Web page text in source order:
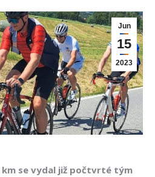
Jun
15
2023
km se vydal již počtvrté tým